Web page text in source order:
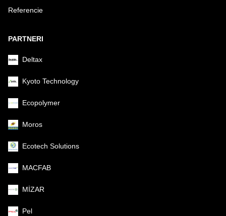
Referencie
PARTNERI
Deltax
Kyoto Technology
Ecopolymer
Moros
Ecotech Solutions
MACFAB
MİZAR
Pel